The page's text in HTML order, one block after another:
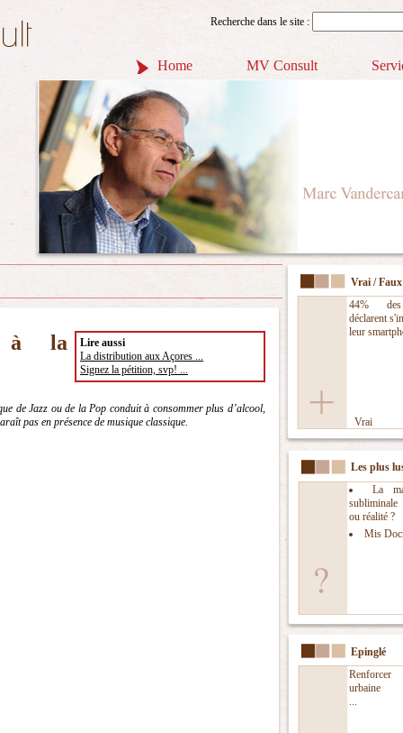
Recherche dans le site :
Home MV Consult
Vrai / Faux
44%
déclarent
leur
Vrai
Les plus
La
ou réalité ?
Mis
Epinglé
Renforcer
urbaine
...
à la
Lire aussi
La distribution aux Açores ...
Signez la pétition, svp! ...
de Jazz ou de la Pop conduit à consommer plus d’alcool,
pas en présence de musique classique.